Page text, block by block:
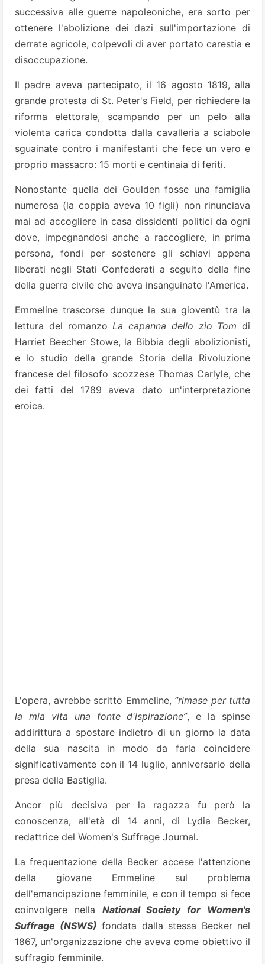
successiva alle guerre napoleoniche, era sorto per
ottenere l'abolizione dei dazi sull'importazione di
derrate agricole, colpevoli di aver portato carestia e
disoccupazione.
Il padre aveva partecipato, il 16 agosto 1819, alla
grande protesta di St. Peter's Field, per richiedere la
riforma elettorale, scampando per un pelo alla
violenta carica condotta dalla cavalleria a sciabole
sguainate contro i manifestanti che fece un vero e
proprio massacro: 15 morti e centinaia di feriti.
Nonostante quella dei Goulden fosse una famiglia
numerosa (la coppia aveva 10 figli) non rinunciava
mai ad accogliere in casa dissidenti politici da ogni
dove, impegnandosi anche a raccogliere, in prima
persona, fondi per sostenere gli schiavi appena
liberati negli Stati Confederati a seguito della fine
della guerra civile che aveva insanguinato l'America.
Emmeline trascorse dunque la sua gioventù tra la
lettura del romanzo La capanna dello zio Tom di
Harriet Beecher Stowe, la Bibbia degli abolizionisti,
e lo studio della grande Storia della Rivoluzione
francese del filosofo scozzese Thomas Carlyle, che
dei fatti del 1789 aveva dato un'interpretazione
eroica.
L'opera, avrebbe scritto Emmeline, “rimase per tutta
la mia vita una fonte d'ispirazione”, e la spinse
addirittura a spostare indietro di un giorno la data
della sua nascita in modo da farla coincidere
significativamente con il 14 luglio, anniversario della
presa della Bastiglia.
Ancor più decisiva per la ragazza fu però la
conoscenza, all'età di 14 anni, di Lydia Becker,
redattrice del Women's Suffrage Journal.
La frequentazione della Becker accese l'attenzione
della giovane Emmeline sul problema
dell'emancipazione femminile, e con il tempo si fece
coinvolgere nella National Society for Women's
Suffrage (NSWS) fondata dalla stessa Becker nel
1867, un'organizzazione che aveva come obiettivo il
suffragio femminile.